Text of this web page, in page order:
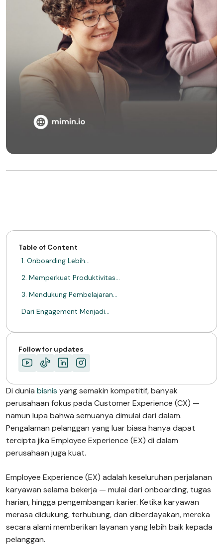
Table of Content
1. Onboarding Lebih…
2. Memperkuat Produktivitas…
3. Mendukung Pembelajaran…
Dari Engagement Menjadi…
Follow for updates
Di dunia bisnis yang semakin kompetitif, banyak
perusahaan fokus pada Customer Experience (CX) —
namun lupa bahwa semuanya dimulai dari dalam.
Pengalaman pelanggan yang luar biasa hanya dapat
tercipta jika Employee Experience (EX) di dalam
perusahaan juga kuat.
Employee Experience (EX) adalah keseluruhan perjalanan
karyawan selama bekerja — mulai dari onboarding, tugas
harian, hingga pengembangan karier. Ketika karyawan
merasa didukung, terhubung, dan diberdayakan, mereka
secara alami memberikan layanan yang lebih baik kepada
pelanggan.